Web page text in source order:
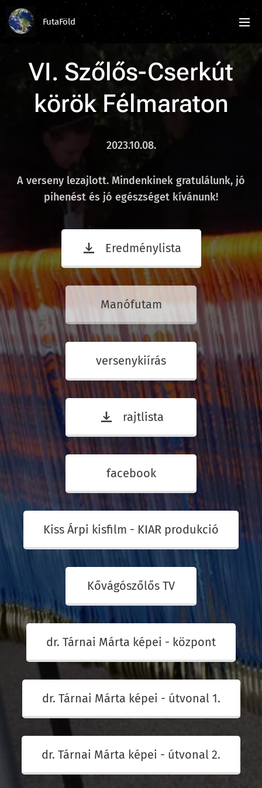
FutaFöld
VI. Szőlős-Cserkút
körök Félmaraton
2023.10.08.
A verseny lezajlott. Mindenkinek gratulálunk, jó
pihenést és jó egészséget kívánunk!
Eredménylista
Manófutam
versenykiírás
rajtlista
facebook
Kiss Árpi kisfilm - KIAR produkció
Kővágószőlős TV
dr. Tárnai Márta képei - központ
dr. Tárnai Márta képei - útvonal 1.
dr. Tárnai Márta képei - útvonal 2.